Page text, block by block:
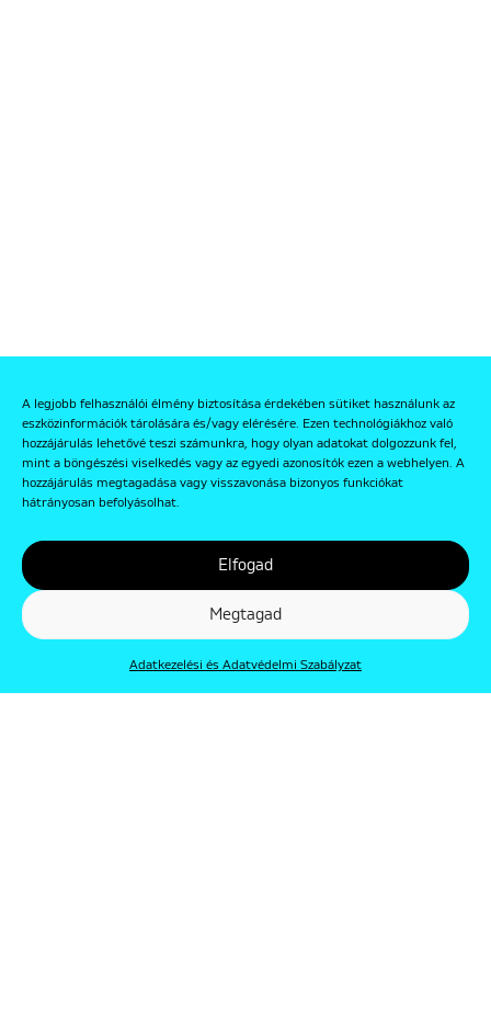
A legjobb felhasználói élmény biztosítása érdekében sütiket használunk az
eszközinformációk tárolására és/vagy elérésére. Ezen technológiákhoz való
hozzájárulás lehetővé teszi számunkra, hogy olyan adatokat dolgozzunk fel,
mint a böngészési viselkedés vagy az egyedi azonosítók ezen a webhelyen. A
hozzájárulás megtagadása vagy visszavonása bizonyos funkciókat
hátrányosan befolyásolhat.
Elfogad
Megtagad
Adatkezelési és Adatvédelmi Szabályzat